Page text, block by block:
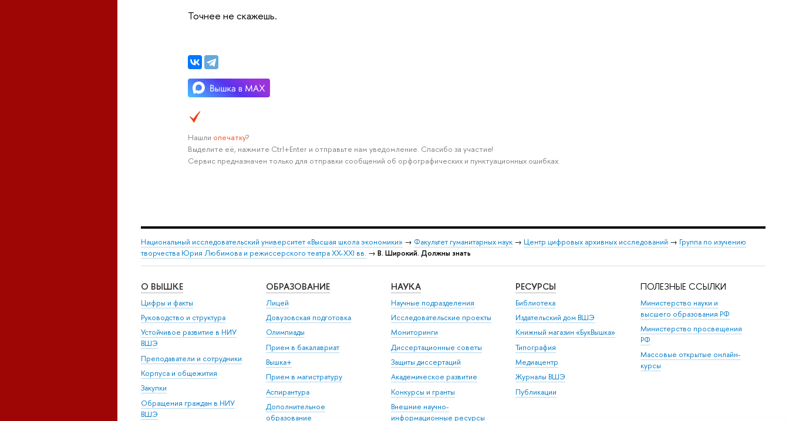
Точнее не скажешь.
Нашли опечатку?
Выделите её, нажмите Ctrl+Enter и отправьте нам уведомление. Спасибо за участие!
Сервис предназначен только для отправки сообщений об орфографических и пунктуационных ошибках.
Национальный исследовательский университет «Высшая школа экономики» → Факультет гуманитарных наук → Центр цифровых архивных исследований → Группа по изучению
творчества Юрия Любимова и режиссерского театра XX-XXI вв. → В. Широкий. Должны знать
О ВЫШКЕ
Цифры и факты
Руководство и структура
Устойчивое развитие в НИУ
ВШЭ
Преподаватели и сотрудники
Корпуса и общежития
Закупки
Обращения граждан в НИУ
ВШЭ
ОБРАЗОВАНИЕ
Лицей
Довузовская подготовка
Олимпиады
Прием в бакалавриат
Вышка+
Прием в магистратуру
Аспирантура
Дополнительное
образование
НАУКА
Научные подразделения
Исследовательские проекты
Мониторинги
Диссертационные советы
Защиты диссертаций
Академическое развитие
Конкурсы и гранты
Внешние научно-
информационные ресурсы
РЕСУРСЫ
Библиотека
Издательский дом ВШЭ
Книжный магазин «БукВышка»
Типография
Медиацентр
Журналы ВШЭ
Публикации
ПОЛЕЗНЫЕ ССЫЛКИ
Министерство науки и
высшего образования РФ
Министерство просвещения
РФ
Массовые открытые онлайн-
курсы